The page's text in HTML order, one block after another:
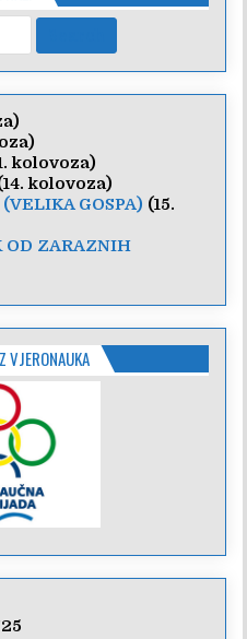
kolovoza)
kolovoza)
GOSPA) (15.
OD ZARAZNIH
VJERONAUKA